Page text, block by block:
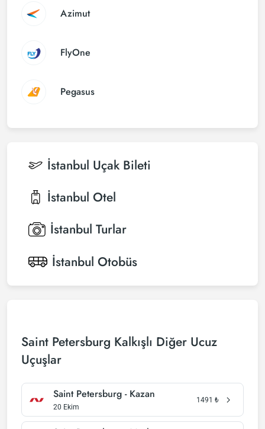
Azimut
FlyOne
Pegasus
İstanbul Uçak Bileti
İstanbul Otel
İstanbul Turlar
İstanbul Otobüs
Saint Petersburg Kalkışlı Diğer Ucuz
Uçuşlar
Saint Petersburg - Kazan
20 Ekim
1491 ₺